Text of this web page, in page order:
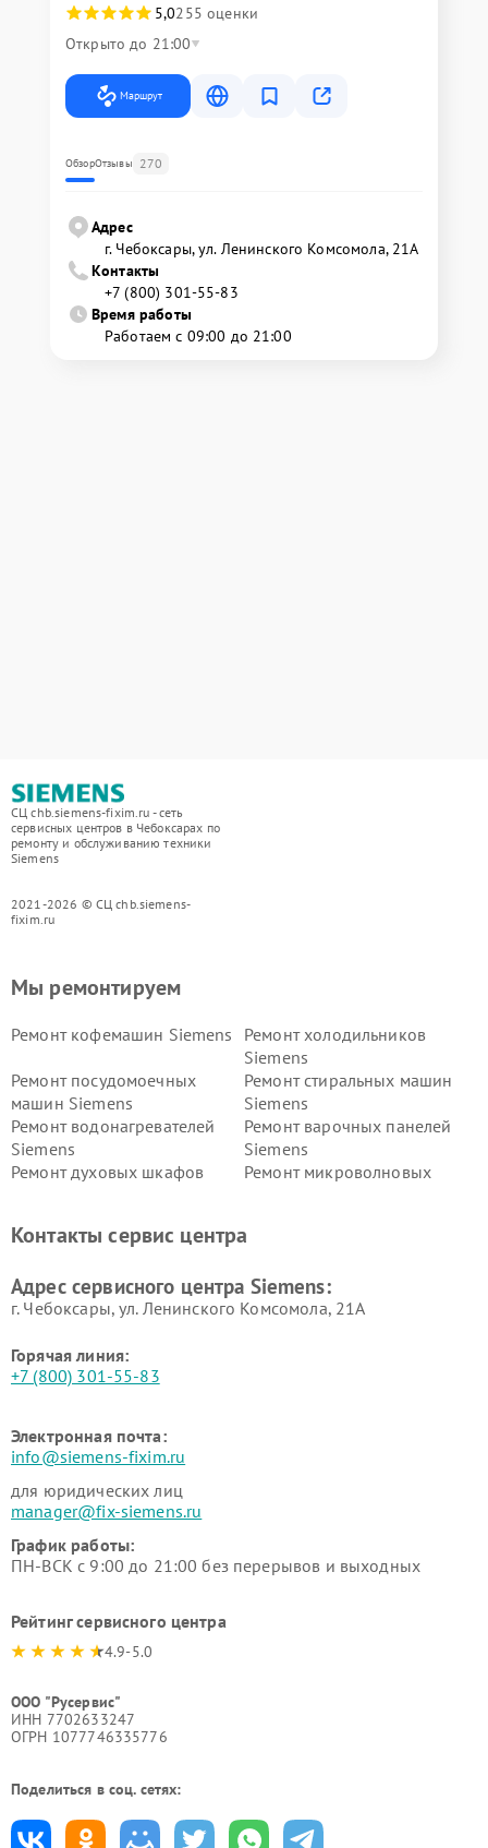
5,0255 оценки
Открыто до 21:00
Маршрут
ОбзорОтзывы 270
Адрес
г. Чебоксары, ул. Ленинского Комсомола, 21А
Контакты
+7 (800) 301-55-83
Время работы
Работаем с 09:00 до 21:00
СЦ chb.siemens-fixim.ru - сеть
сервисных центров в Чебоксарах по
ремонту и обслуживанию техники
Siemens
2021-2026 © СЦ chb.siemens-
fixim.ru
Мы ремонтируем
Ремонт кофемашин Siemens
Ремонт холодильников
Siemens
Ремонт посудомоечных
машин Siemens
Ремонт стиральных машин
Siemens
Ремонт водонагревателей
Siemens
Ремонт варочных панелей
Siemens
Ремонт духовых шкафов
Ремонт микроволновых
Siemens
Siemens
Siemens
Siemens
Контакты сервис центра
Адрес сервисного центра Siemens:
г. Чебоксары, ул. Ленинского Комсомола, 21А
Горячая линия:
+7 (800) 301-55-83
Электронная почта:
info@siemens-fixim.ru
для юридических лиц
manager@fix-siemens.ru
График работы:
ПН-ВСК с 9:00 до 21:00 без перерывов и выходных
Рейтинг сервисного центра
4.9-5.0
ООО "Русервис"
ИНН 7702633247
ОГРН 1077746335776
Поделиться в соц. сетях: